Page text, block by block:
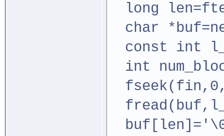
long
char
const int
int